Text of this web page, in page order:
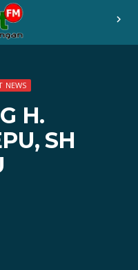
chevron_right
NEWS
H.
SH